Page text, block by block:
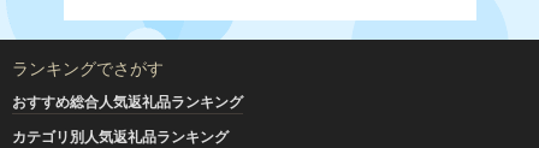
ランキングでさがす
おすすめ総合人気返礼品ランキング
カテゴリ別人気返礼品ランキング